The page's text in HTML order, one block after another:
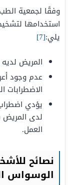
وفقًا لجمعية
استخدامها
يلي:[7]
المريض
عدم وجود
الاضطرابات
يؤدي
لدى المريض
العمل.
نصائح
الوسواس